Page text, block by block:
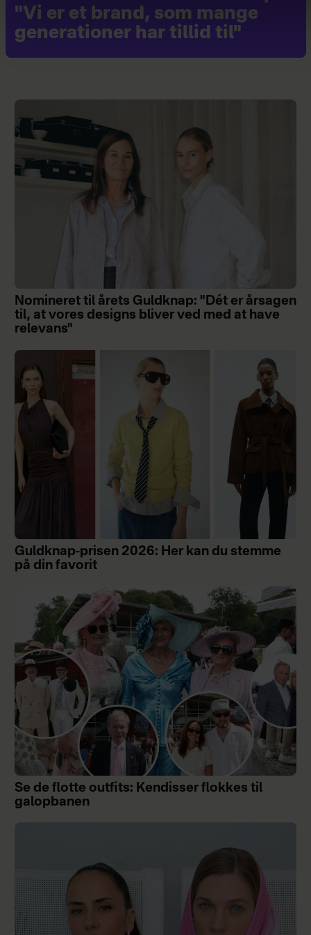
"Vi er et brand, som mange
generationer har tillid til"
Nomineret til årets Guldknap: "Dét er årsagen
til, at vores designs bliver ved med at have
relevans"
Guldknap-prisen 2026: Her kan du stemme
på din favorit
Se de flotte outfits: Kendisser flokkes til
galopbanen